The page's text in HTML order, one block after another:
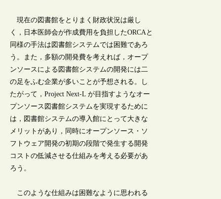
現在の図書館をとりまく財政状況は厳し
く，日本医師会が作成費用を負担したORCAと
同様の手法は図書館システムでは困難であろ
う。また，多額の開発費を考えれば，オープ
ンソースによる図書館システムの開発には二
の足をふむ企業が多いことが予想される。し
たがって，Project Next-L が目指すようなオー
プンソース図書館システムを実現するために
は，図書館システムの導入館にとって大きな
メリットがあり，同時にオープンソース・ソ
フトウェア開発の初期の段階で発生する開発
コストの低減させる仕組みを考える必要があ
ろう。
このような仕組みは困難なように思われる